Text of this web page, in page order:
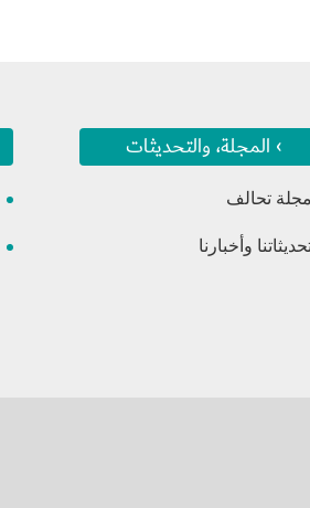
› المجلة، والتحديثات
مجلة تحالف
وأخبارنا